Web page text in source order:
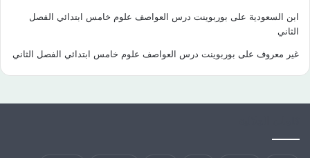
ابن السعودية على بوربوينت درس العواصف علوم خامس ابتدائي الفصل
الثاني
غير معروف على بوربوينت درس العواصف علوم خامس ابتدائي الفصل الثاني